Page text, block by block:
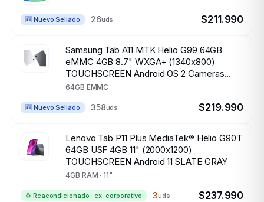
🆕 Nuevo Sellado 26uds $211.990
Samsung Tab A11 MTK Helio G99 64GB
eMMC 4GB 8.7" WXGA+ (1340x800)
TOUCHSCREEN Android OS 2 Cameras
GRAY LATAM Spec
64GB EMMC
🆕 Nuevo Sellado 358uds $219.990
Lenovo Tab P11 Plus MediaTek® Helio G90T
64GB USF 4GB 11" (2000x1200)
TOUCHSCREEN Android 11 SLATE GRAY
4GB RAM · 11"
♻️ Reacondicionado · ex-corporativo 3uds $237.990